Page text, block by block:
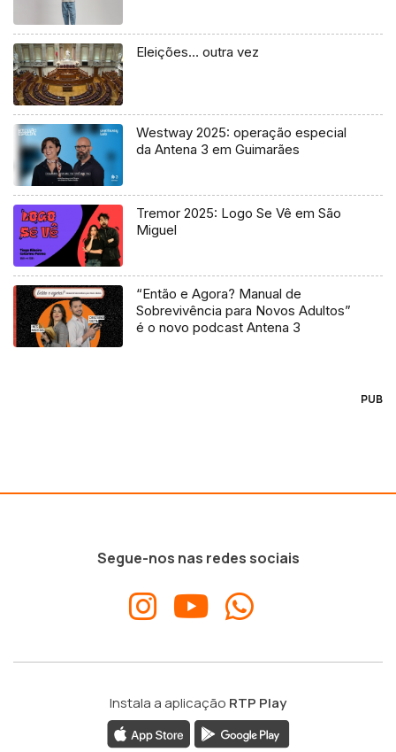
Eleições… outra vez
Westway 2025: operação especial
da Antena 3 em Guimarães
Tremor 2025: Logo Se Vê em São
Miguel
“Então e Agora? Manual de
Sobrevivência para Novos Adultos”
é o novo podcast Antena 3
PUB
Segue-nos nas redes sociais
Instala a aplicação RTP Play